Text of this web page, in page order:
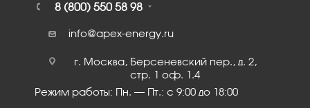
8 (800) 550 58 98
info@apex-energy.ru
г. Москва, Берсеневский пер., д. 2,
стр. 1 оф. 1.4
Режим работы: Пн. – Пт.: с 9:00 до 18:00